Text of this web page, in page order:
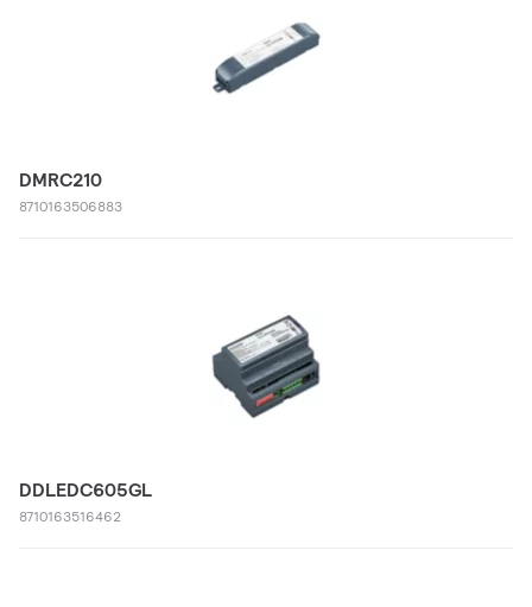
DMRC210
8710163506883
DDLEDC605GL
8710163516462